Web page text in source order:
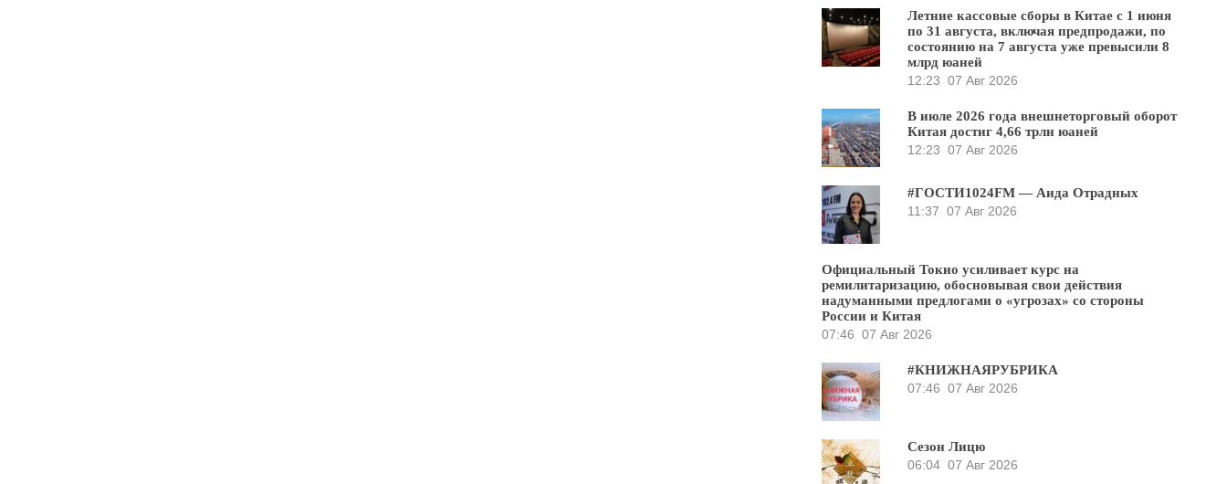
Летние кассовые сборы в Китае с 1 июня
по 31 августа, включая предпродажи, по
состоянию на 7 августа уже превысили 8
млрд юаней
12:23 07 Авг 2026
В июле 2026 года внешнеторговый оборот
Китая достиг 4,66 трлн юаней
12:23 07 Авг 2026
#ГОСТИ1024FM — Аида Отрадных
11:37 07 Авг 2026
Официальный Токио усиливает курс на
ремилитаризацию, обосновывая свои действия
надуманными предлогами о «угрозах» со стороны
России и Китая
07:46 07 Авг 2026
#КНИЖНАЯРУБРИКА
07:46 07 Авг 2026
Сезон Лицю
06:04 07 Авг 2026